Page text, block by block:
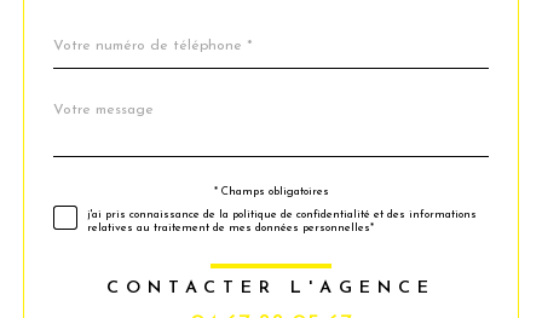
*
Fieldset
Message
* Champs obligatoires
j'ai pris connaissance de la politique de confidentialité et des informations
relatives au traitement de mes données personnelles*
CONTACTER L'AGENCE